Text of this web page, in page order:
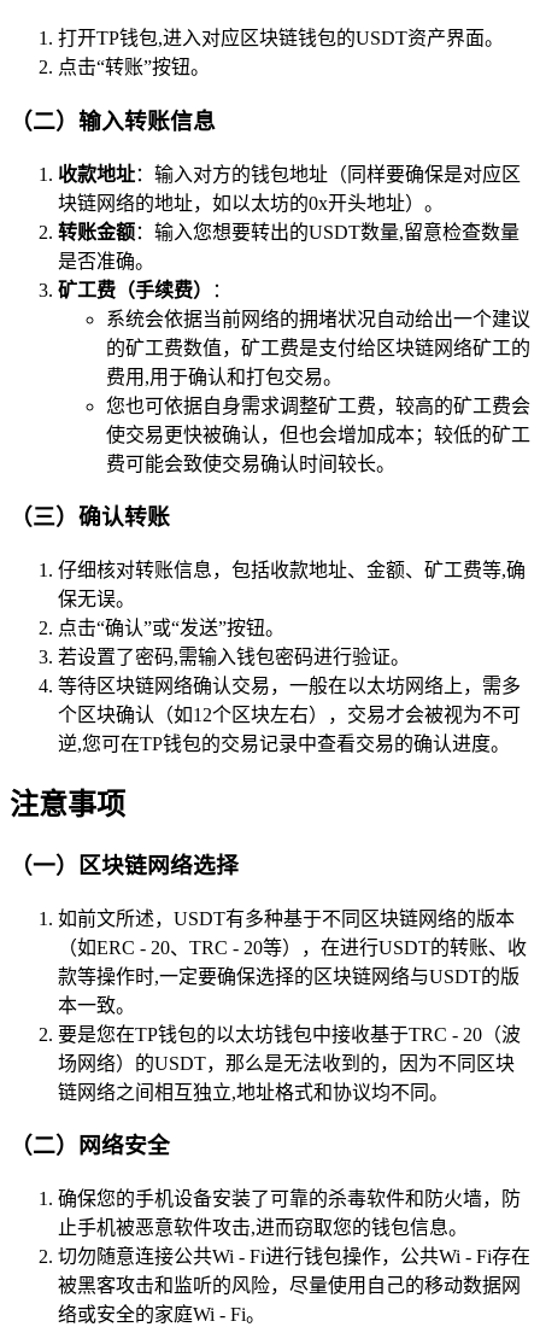
打开TP钱包,进入对应区块链钱包的USDT资产界面。
点击“转账”按钮。
（二）输入转账信息
收款地址：输入对方的钱包地址（同样要确保是对应区
块链网络的地址，如以太坊的0x开头地址）。
转账金额：输入您想要转出的USDT数量,留意检查数量
是否准确。
矿工费（手续费）
：
系统会依据当前网络的拥堵状况自动给出一个建议
的矿工费数值，矿工费是支付给区块链网络矿工的
费用,用于确认和打包交易。
您也可依据自身需求调整矿工费，较高的矿工费会
使交易更快被确认，但也会增加成本；较低的矿工
费可能会致使交易确认时间较长。
（三）确认转账
仔细核对转账信息，包括收款地址、金额、矿工费等,确
保无误。
点击“确认”或“发送”按钮。
若设置了密码,需输入钱包密码进行验证。
等待区块链网络确认交易，一般在以太坊网络上，需多
个区块确认（如12个区块左右），交易才会被视为不可
逆,您可在TP钱包的交易记录中查看交易的确认进度。
注意事项
（一）区块链网络选择
如前文所述，USDT有多种基于不同区块链网络的版本
（如ERC - 20、TRC - 20等），在进行USDT的转账、收
款等操作时,一定要确保选择的区块链网络与USDT的版
本一致。
要是您在TP钱包的以太坊钱包中接收基于TRC - 20（波
场网络）的USDT，那么是无法收到的，因为不同区块
链网络之间相互独立,地址格式和协议均不同。
（二）网络安全
确保您的手机设备安装了可靠的杀毒软件和防火墙，防
止手机被恶意软件攻击,进而窃取您的钱包信息。
切勿随意连接公共Wi - Fi进行钱包操作，公共Wi - Fi存在
被黑客攻击和监听的风险，尽量使用自己的移动数据网
络或安全的家庭Wi - Fi。